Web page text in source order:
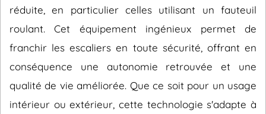
réduite, en particulier celles utilisant un fauteuil
roulant. Cet équipement ingénieux permet de
franchir les escaliers en toute sécurité, offrant en
conséquence une autonomie retrouvée et une
qualité de vie améliorée. Que ce soit pour un usage
intérieur ou extérieur, cette technologie s'adapte à